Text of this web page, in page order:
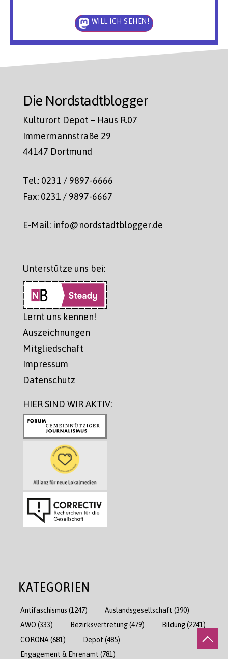
WILL ICH SEHEN!
Die Nordstadtblogger
Kulturort Depot – Haus R.07
Immermannstraße 29
44147 Dortmund
Tel.: 0231 / 9897-6666
Fax: 0231 / 9897-6667
E-Mail: info@nordstadtblogger.de
Unterstütze uns bei:
Lernt uns kennen!
Auszeichnungen
Mitgliedschaft
Impressum
Datenschutz
HIER SIND WIR AKTIV:
KATEGORIEN
Antifaschismus (1247) Auslandsgesellschaft (390)
AWO (333) Bezirksvertretung(479) Bildung(2241)
CORONA (681) Depot (485)
Engagement & Ehrenamt (781)